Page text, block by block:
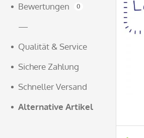
Bewertungen 0
—
Qualität & Service
Sichere Zahlung
Schneller Versand
Alternative Artikel